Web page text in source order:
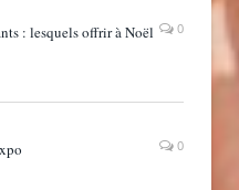
0
: lesquels offrir à Noël
0